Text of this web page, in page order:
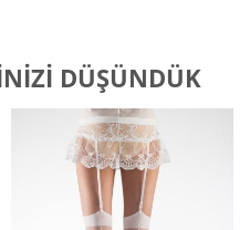
DÜŞÜNDÜK